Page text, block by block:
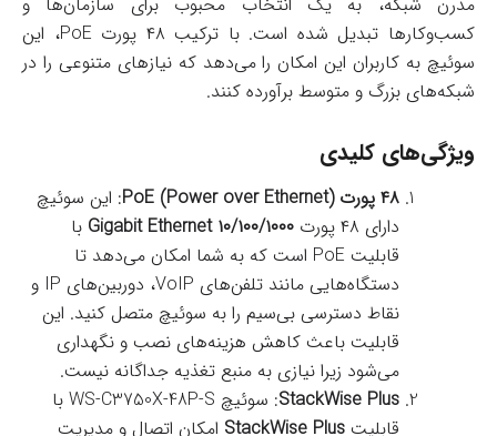
کسب‌وکارها تبدیل شده است. با ترکیب ۴۸ پورت PoE، این
سوئیچ به کاربران این امکان را می‌دهد که نیازهای متنوعی را در
شبکه‌های بزرگ و متوسط برآورده کنند.
ویژگی‌های کلیدی
۴۸ پورت PoE (Power over Ethernet)
: این سوئیچ
دارای ۴۸ پورت
۱۰/۱۰۰/۱۰۰۰ Gigabit Ethernet
با
قابلیت PoE است که به شما امکان می‌دهد تا
دستگاه‌هایی مانند تلفن‌های VoIP، دوربین‌های IP و
نقاط دسترسی بی‌سیم را به سوئیچ متصل کنید. این
قابلیت باعث کاهش هزینه‌های نصب و نگهداری
می‌شود زیرا نیازی به منبع تغذیه جداگانه نیست.
StackWise Plus
: سوئیچ WS-C3750X-48P-S با
قابلیت StackWise Plus امکان اتصال و مدیریت